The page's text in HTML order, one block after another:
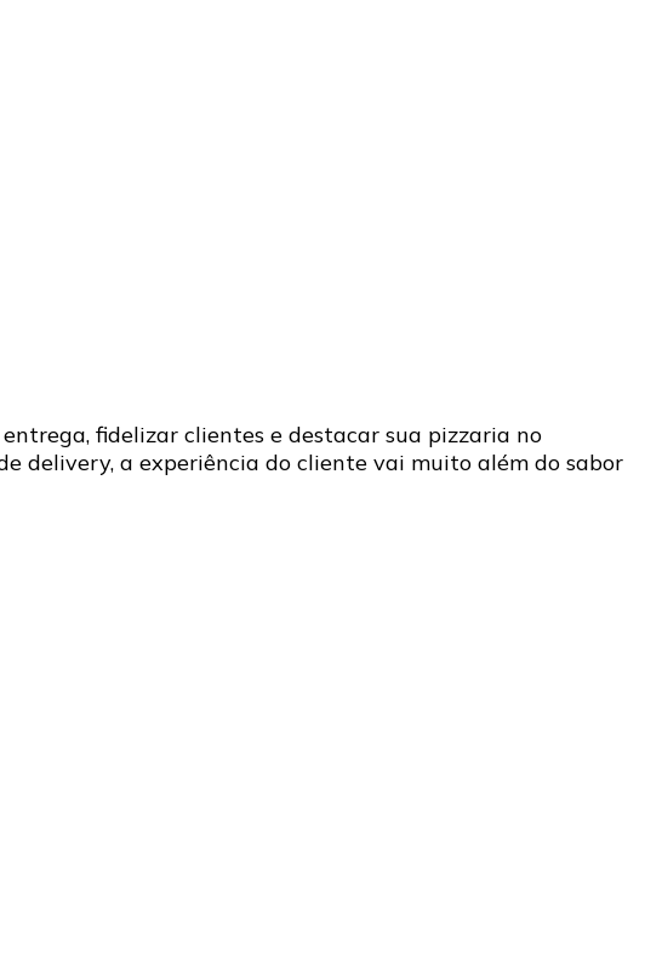
fidelizar clientes e destacar sua pizzaria no
delivery, a experiência do cliente vai muito além do sabor